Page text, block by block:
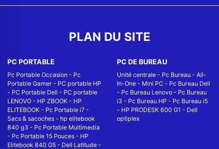
PLAN DU SITE
PC PORTABLE
Pc Portable Occasion - Pc
Portable Gamer - PC portable HP
- PC Portable Dell - PC portable
LENOVO - HP ZBOOK - HP
ELITEBOOK - Pc Portable i7 -
Sacs & sacoches - hp elitebook
840 g3 - Pc Portable Multimedia
- Pc Portable 15 Pouces - HP
Elitebook 840 G5 - Dell Latitude -
PC DE BUREAU
Unité centrale - Pc Bureau - All-
In-One - Mini PC - Pc Bureau Dell
- Pc Bureau Lenovo - Pc Bureau
i3 - Pc Bureau HP - Pc Bureau i5
- HP PRODESK 600 G1 - Dell
optiplex